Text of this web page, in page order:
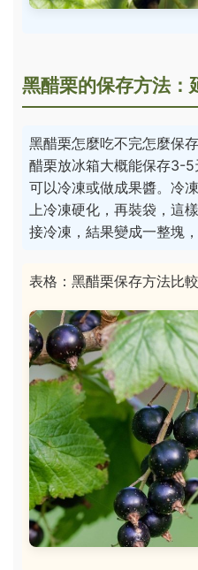
黑醋栗的保存方法：
黑醋栗怎麼吃不完怎麼保
醋栗放冰箱大概能保存3-5
可以冷凍或做成果醬。冷
上冷凍硬化，再裝袋，這
接冷凍，結果變成一整塊
表格：黑醋栗保存方法比較